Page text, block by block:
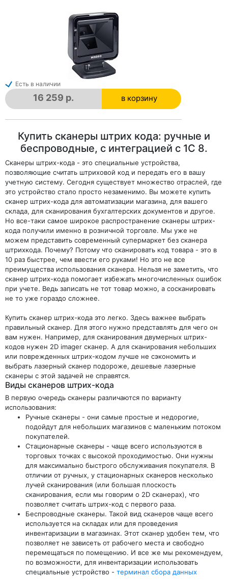
Есть в наличии
16 259 р. в корзину
в корзине
Купить сканеры штрих кода: ручные и
беспроводные, с интеграцией с 1С 8.
Сканеры штрих-кода - это специальные устройства,
позволяющие считать штриховой код и передать его в вашу
учетную систему. Сегодня существует множество отраслей, где
это устройство стало просто незаменимо. Вы можете купить
сканер штрих-кода для автоматизации магазина, для вашего
склада, для сканирования бухгалтерских документов и другое.
Но все-таки самое широкое распространение сканеры штрих-
кода получили именно в розничной торговле. Мы уже не
можем представить современный супермаркет без сканера
штрихкода. Почему? Потому что сканировать код товара - это в
10 раз быстрее, чем ввести его руками! Но это не все
преимущества использования сканера. Нельзя не заметить, что
сканер штрих-кода помогает избежать многочисленных ошибок
при учете. Ведь записать не тот товар можно, а сосканировать
не то уже гораздо сложнее.
Купить сканер штрих-кода это легко. Здесь важнее выбрать
правильный сканер. Для этого нужно представлять для чего он
вам нужен. Например, для сканирования двумерных штрих-
кодов нужен 2D imager сканер. А для сканирования небольших
или поврежденных штрих-кодом лучше не сэкономить и
выбрать лазерный сканер подороже, дешевые лазерные
сканеры с этой задачей не справятся.
Виды сканеров штрих-кода
В первую очередь сканеры различаются по варианту
использования:
Ручные сканеры - они самые простые и недорогие,
подойдут для небольших магазинов с маленьким потоком
покупателей.
Стационарные сканеры - чаще всего используются в
торговых точках с высокой проходимостью. Они нужны
для максимально быстрого обслуживания покупателя. В
отличии от ручных, у стационарных сканеров несколько
лучей сканирования (или большая плоскость
сканирования, если мы говорим о 2D сканерах), что
позволяет считать штрих-код с первого раза.
Беспроводные сканеры. Такой вид сканеров чаще всего
используется на складах или для проведения
инвентаризации в магазинах. Этот сканер удобен тем, что
позволяет не зависеть от рабочего места и свободно
перемещаться по помещению. И все же мы рекомендуем,
по возможности, для инвентаризации использовать
специальные устройство - терминал сбора данных